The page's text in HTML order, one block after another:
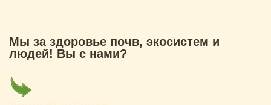
Мы за здоровье почв, экосистем и
людей! Вы с нами?